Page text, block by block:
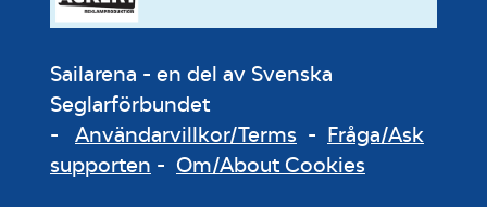
Sailarena - en del av Svenska
Seglarförbundet
- Användarvillkor/Terms - Fråga/Ask
supporten - Om/About Cookies